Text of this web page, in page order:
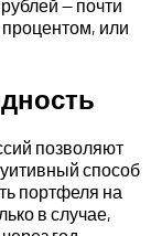
— почти
или
позволяют
способ
портфеля на
в случае,